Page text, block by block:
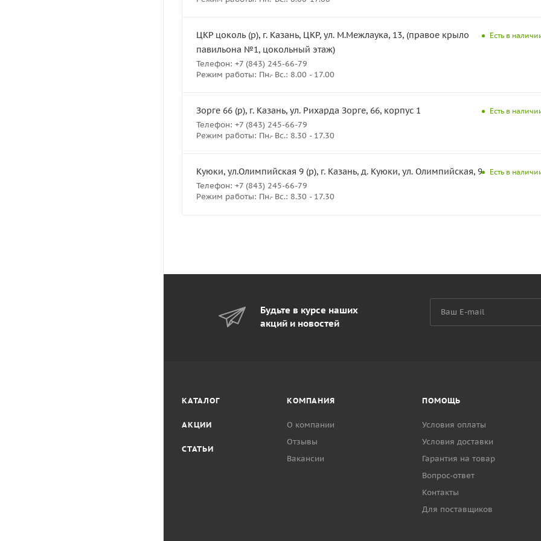
ЦКР цоколь (р), г. Казань, ЦКР, ул. М.Межлаука, 13, (правое крыло
павильона №1, цокольный этаж)
Телефон: +7 (843) 245-66-79
Режим работы: Пн.- Вс.: 8.00 - 17.00
Есть в
Зорге 66 (р), г. Казань, ул. Рихарда Зорге, 66, корпус 1
Телефон: +7 (843) 245-66-79
Режим работы: Пн.- Вс.: 8.30 - 17.30
Есть в
Куюки, ул.Олимпийская 9 (р), г. Казань, д. Куюки, ул. Олимпийская, 9
Телефон: +7 (843) 245-66-79
Режим работы: Пн.- Вс.: 8.30 - 17.30
Есть в
Будьте в курсе наших
акций и новостей
КАТАЛОГ
АКЦИИ
СТАТЬИ
КОМПАНИЯ
О компании
Отзывы
Вакансии
ПОМОЩЬ
Условия оплаты
Условия доставки
Гарантия на товар
Вопрос-ответ
Контакты
Для поставщиков